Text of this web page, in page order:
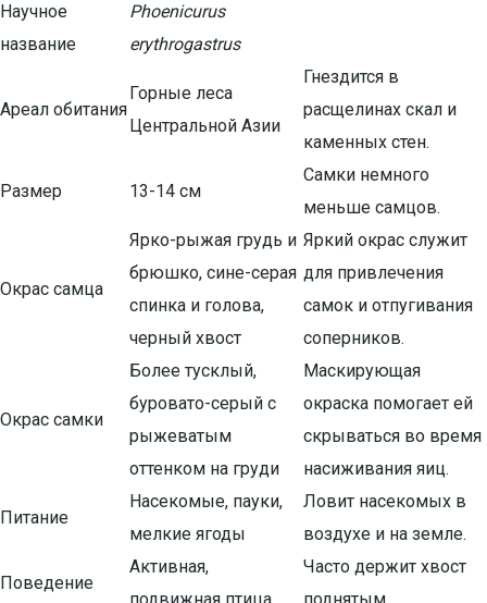
Научное
название
Phoenicurus
erythrogastrus
Ареал обитания
Горные леса
Центральной Азии
Гнездится в
расщелинах скал и
каменных стен.
Размер 13-14 см
Самки немного
меньше самцов.
Окрас самца
Ярко-рыжая грудь и
брюшко, сине-серая
спинка и голова,
черный хвост
Яркий окрас служит
для привлечения
самок и отпугивания
соперников.
Окрас самки
Более тусклый,
буровато-серый с
рыжеватым
оттенком на груди
Маскирующая
окраска помогает ей
скрываться во время
насиживания яиц.
Питание
Насекомые, пауки,
мелкие ягоды
Ловит насекомых в
воздухе и на земле.
Поведение
Активная,
Часто держит хвост